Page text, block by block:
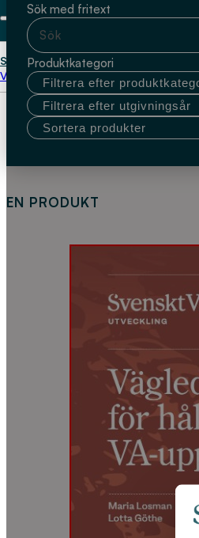
Start Ecoplan In Medio
Välj kundtyp
Sök med fritext
Produktkategori
EN PRODUKT